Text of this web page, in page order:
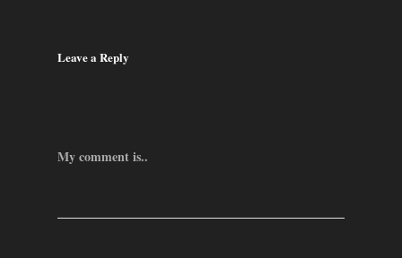
Leave a Reply
My comment is..